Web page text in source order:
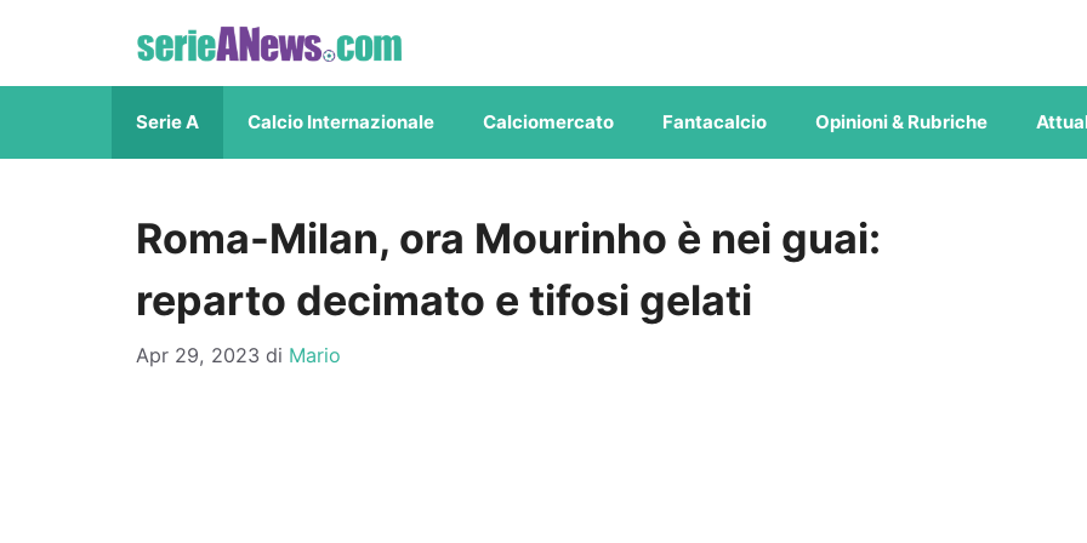
contenuto
Serie A Calcio Internazionale Calciomercato Fantacalcio Opinioni & Rubriche
Roma-Milan, ora Mourinho è nei guai:
reparto decimato e tifosi gelati
Apr 29, 2023 di Mario